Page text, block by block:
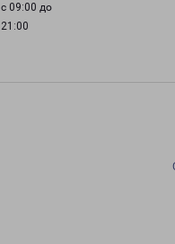
с 09:00 до
21:00